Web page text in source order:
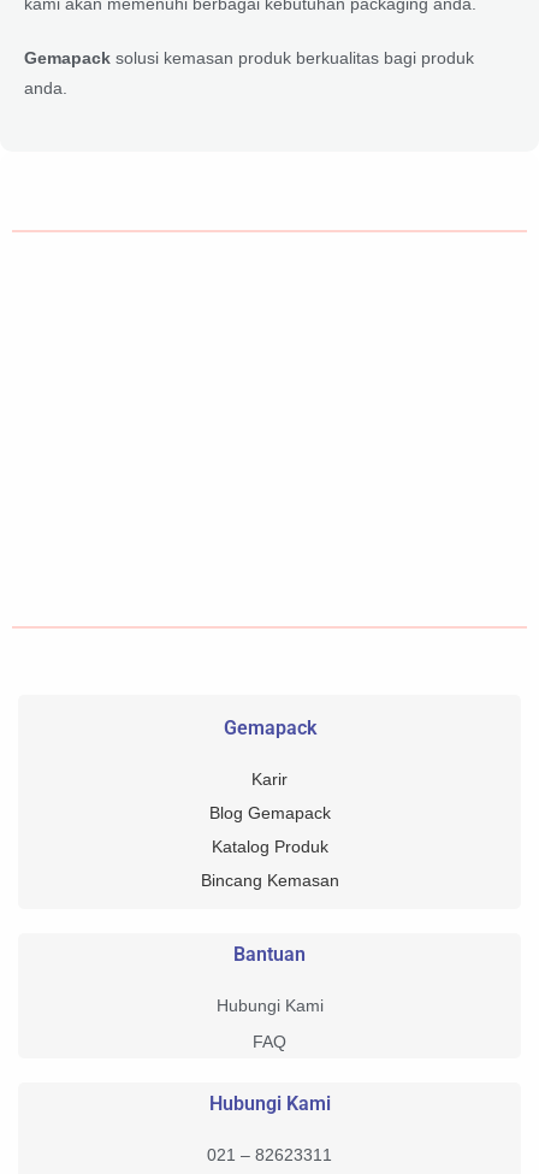
Gemapack solusi kemasan produk berkualitas bagi produk
anda.
Gemapack
Karir
Blog Gemapack
Katalog Produk
Bincang Kemasan
Bantuan
Hubungi Kami
FAQ
Hubungi Kami
021 – 82623311